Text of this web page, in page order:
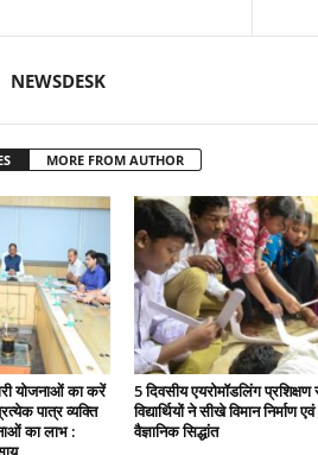
NEWSDESK
MORE FROM AUTHOR
योजनाओं का करें
पात्र व्यक्ति
का लाभ :
5 दिवसीय एयरोमॉडलिंग प्रशिक्षण
विद्यार्थियों ने सीखे विमान निर्माण
वैज्ञानिक सिद्धांत